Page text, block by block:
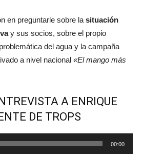
en preguntarle sobre la situación
y sus socios, sobre el propio
del agua y la campaña
a nivel nacional «El mango más
A ENRIQUE
DE TROPS
00:00